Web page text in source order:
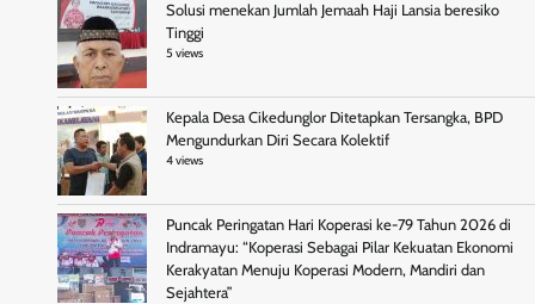
Solusi menekan Jumlah Jemaah Haji Lansia beresiko
Tinggi
5 views
Kepala Desa Cikedunglor Ditetapkan Tersangka, BPD
Mengundurkan Diri Secara Kolektif
4 views
Puncak Peringatan Hari Koperasi ke-79 Tahun 2026 di
Indramayu: “Koperasi Sebagai Pilar Kekuatan Ekonomi
Kerakyatan Menuju Koperasi Modern, Mandiri dan
Sejahtera”